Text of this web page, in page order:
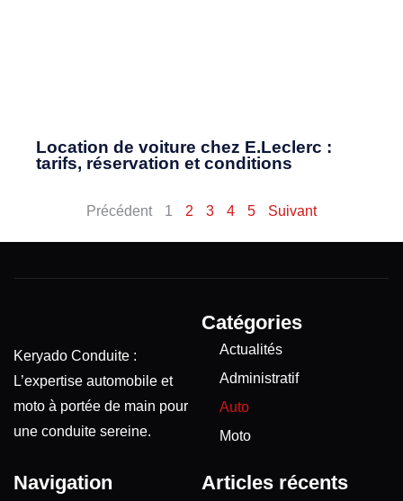
Location de voiture chez E.Leclerc :
tarifs, réservation et conditions
Précédent 1 2 3 4 5 Suivant
Keryado Conduite :
L’expertise automobile et
moto à portée de main pour
une conduite sereine.
Catégories
Actualités
Administratif
Auto
Moto
Navigation Articles récents